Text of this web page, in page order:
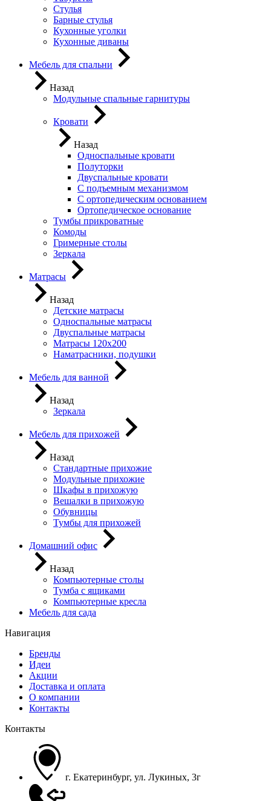
Стулья
Барные стулья
Кухонные уголки
Кухонные диваны
Мебель для спальни
Назад
Модульные спальные гарнитуры
Кровати
Назад
Односпальные кровати
Полуторки
Двуспальные кровати
С подъемным механизмом
С ортопедическим основанием
Ортопедическое основание
Тумбы прикроватные
Комоды
Гримерные столы
Зеркала
Матрасы
Назад
Детские матрасы
Односпальные матрасы
Двуспальные матрасы
Матрасы 120х200
Наматрасники, подушки
Мебель для ванной
Назад
Зеркала
Мебель для прихожей
Назад
Стандартные прихожие
Модульные прихожие
Шкафы в прихожую
Вешалки в прихожую
Обувницы
Тумбы для прихожей
Домашний офис
Назад
Компьютерные столы
Тумба с ящиками
Компьютерные кресла
Мебель для сада
Навигация
Бренды
Идеи
Акции
Доставка и оплата
О компании
Контакты
Контакты
г. Екатеринбург, ул. Лукиных, 3г